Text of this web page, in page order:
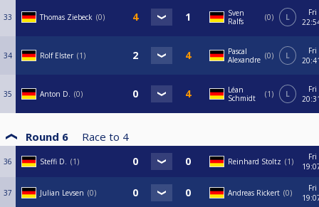
33 Thomas Ziebeck 0
Sven
Ralfs
0 L
Fri
34 Rolf Elster 1
Pascal
Alexandre
0 L
Fri
35 Anton D. 0
Léan
Schmidt
1 L
Fri
Round 6 Race to 4
36 Steffi D. 1 Reinhard Stoltz 1
Fri
37 Julian Levsen 0 Andreas Rickert 0
Fri